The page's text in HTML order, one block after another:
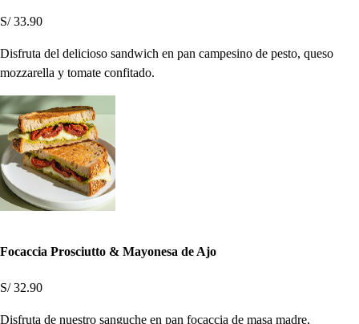
S/ 33.90
Disfruta del delicioso sandwich en pan campesino de pesto, queso
mozzarella y tomate confitado.
Focaccia Prosciutto & Mayonesa de Ajo
S/ 32.90
Disfruta de nuestro sanguche en pan focaccia de masa madre,